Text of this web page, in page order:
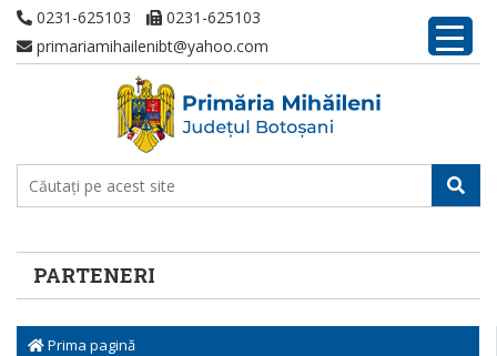
0231-625103
0231-625103
primariamihailenibt@yahoo.com
PARTENERI
Prima pagină